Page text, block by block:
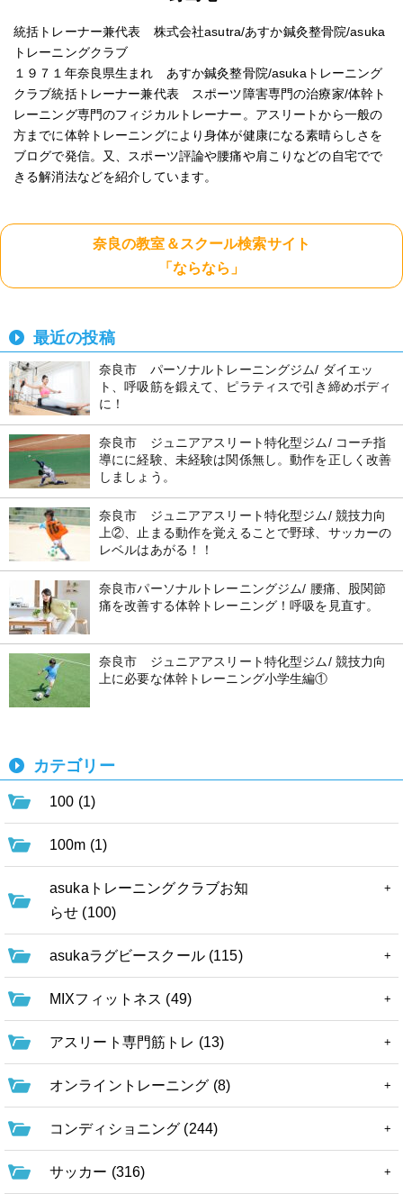
統括トレーナー兼代表 株式会社asutra/あすか鍼灸整骨院/asuka
トレーニングクラブ
１９７１年奈良県生まれ あすか鍼灸整骨院/asukaトレーニング
クラブ統括トレーナー兼代表 スポーツ障害専門の治療家/体幹ト
レーニング専門のフィジカルトレーナー。アスリートから一般の
方までに体幹トレーニングにより身体が健康になる素晴らしさを
ブログで発信。又、スポーツ評論や腰痛や肩こりなどの自宅でで
きる解消法などを紹介しています。
奈良の教室＆スクール検索サイト
「ならなら」
最近の投稿
奈良市 パーソナルトレーニングジム/ ダイエッ
ト、呼吸筋を鍛えて、ピラティスで引き締めボディ
に！
奈良市 ジュニアアスリート特化型ジム/ コーチ指
導にに経験、未経験は関係無し。動作を正しく改善
しましょう。
奈良市 ジュニアアスリート特化型ジム/ 競技力向
上②、止まる動作を覚えることで野球、サッカーの
レベルはあがる！！
奈良市パーソナルトレーニングジム/ 腰痛、股関節
痛を改善する体幹トレーニング！呼吸を見直す。
奈良市 ジュニアアスリート特化型ジム/ 競技力向
上に必要な体幹トレーニング小学生編①
カテゴリー
100 (1)
100m (1)
asukaトレーニングクラブお知
らせ (100)
asukaラグビースクール (115)
MIXフィットネス (49)
アスリート専門筋トレ (13)
オンライントレーニング (8)
コンディショニング (244)
サッカー (316)